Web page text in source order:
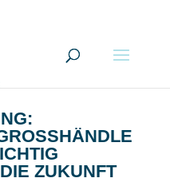
O
ZUKUNFT